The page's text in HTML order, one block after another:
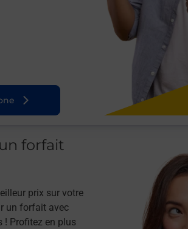
forfait
prix sur votre
un forfait avec
! Profitez en plus